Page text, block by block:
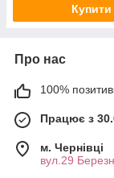
Купити
Про нас
100%
Працює з
м. Чернівці
вул.29